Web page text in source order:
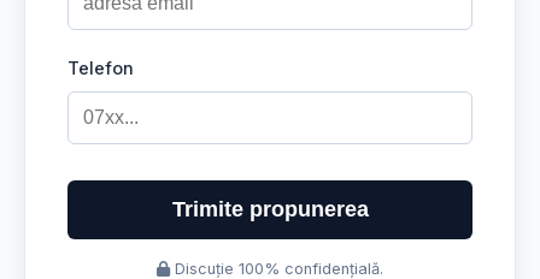
Telefon
Trimite propunerea
Discuție 100% confidențială.